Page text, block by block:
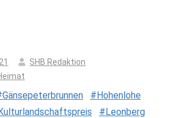
SHB Redaktion
Gänsepeterbrunnen
Hohenlohe
Leonberg